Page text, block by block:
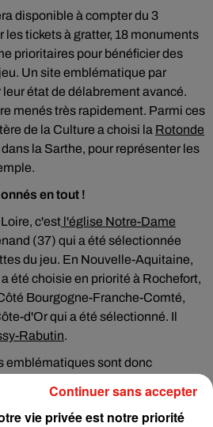
disponible à compter du 3
les tickets à gratter, 18 monuments
prioritaires pour bénéficier des
Un site emblématique par
état de délabrement avancé.
menés très rapidement. Parmi ces
de la Culture a choisi la Rotonde
dans la Sarthe, pour représenter les
en tout !
c'est l'église Notre-Dame
(37) qui a été sélectionnée
du jeu. En Nouvelle-Aquitaine,
a été choisie en priorité à Rochefort,
Bourgogne-Franche-Comté,
d'Or qui a été sélectionné. Il
Rabutin.
emblématiques sont donc
récolté par ce loto du Patrimoine.
vie privée est notre priorité
Continuer sans accepter